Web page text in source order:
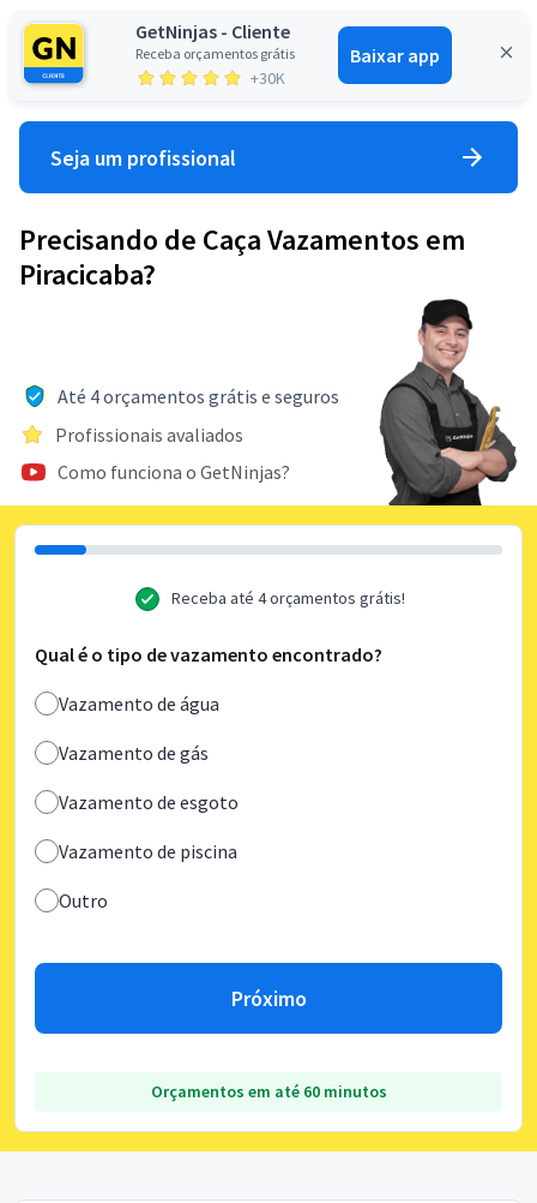
GetNinjas - Cliente
Receba orçamentos grátis
+30K
Baixar app
Entrar
Seja um profissional
Precisando de Caça Vazamentos em
Piracicaba?
Até 4 orçamentos grátis e seguros
Profissionais avaliados
Como funciona o GetNinjas?
Receba até 4 orçamentos grátis!
Qual é o tipo de vazamento encontrado?
Vazamento de água
Vazamento de gás
Vazamento de esgoto
Vazamento de piscina
Outro
Próximo
Orçamentos em até 60 minutos